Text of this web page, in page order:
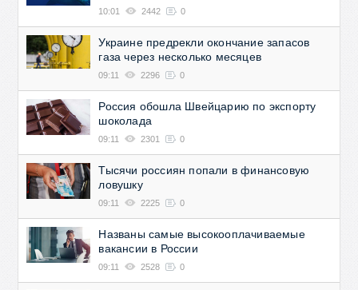
10:01 2442 0
Украине предрекли окончание запасов
газа через несколько месяцев
09:11 2296 0
Россия обошла Швейцарию по экспорту
шоколада
09:11 2301 0
Тысячи россиян попали в финансовую
ловушку
09:11 2225 0
Названы самые высокооплачиваемые
вакансии в России
09:11 2528 0